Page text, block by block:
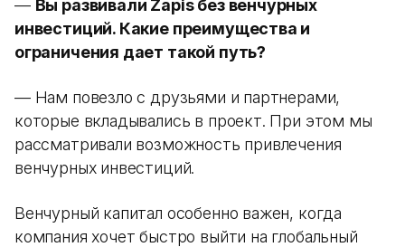
— Вы развивали Zapis без венчурных
инвестиций. Какие преимущества и
ограничения дает такой путь?
— Нам повезло с друзьями и партнерами,
которые вкладывались в проект. При этом мы
рассматривали возможность привлечения
венчурных инвестиций.
Венчурный капитал особенно важен, когда
компания хочет быстро выйти на глобальный